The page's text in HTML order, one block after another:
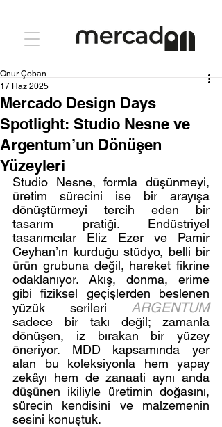
Mercado Design Days
Spotlight: Studio Nesne ve
Argentum’un Dönüşen
Yüzeyleri
Onur Çoban
17 Haz 2025
Studio Nesne, formla düşünmeyi,
üretim sürecini ise bir arayışa
dönüştürmeyi tercih eden bir
tasarım pratiği. Endüstriyel
tasarımcılar Eliz Ezer ve Pamir
Ceyhan’ın kurduğu stüdyo, belli bir
ürün grubuna değil, hareket fikrine
odaklanıyor. Akış, donma, erime
gibi fiziksel geçişlerden beslenen
yüzük serileri ARGENTUM
sadece bir takı değil; zamanla
dönüşen, iz bırakan bir yüzey
öneriyor. MDD kapsamında yer
alan bu koleksiyonla hem yapay
zekâyı hem de zanaati aynı anda
düşünen ikiliyle üretimin doğasını,
sürecin kendisini ve malzemenin
sesini konuştuk.